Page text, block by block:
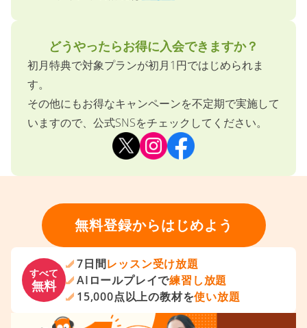
どうやったらお得に入会できますか？
初月特典で対象プランが初月1円ではじめられま
す。
その他にもお得なキャンペーンを不定期で実施して
いますので、公式SNSをチェックしてください。
無料登録からはじめよう
すべて
無料
7日間レッスン受け放題
AIロールプレイで練習し放題
15,000点以上の教材を使い放題